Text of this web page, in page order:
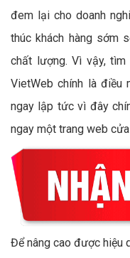
đem lại cho doanh
thúc khách hàng sớm
chất lượng. Vì vậy,
VietWeb chính là điều
ngay lập tức vì đây
ngay một trang web
Để nâng cao được hiệu